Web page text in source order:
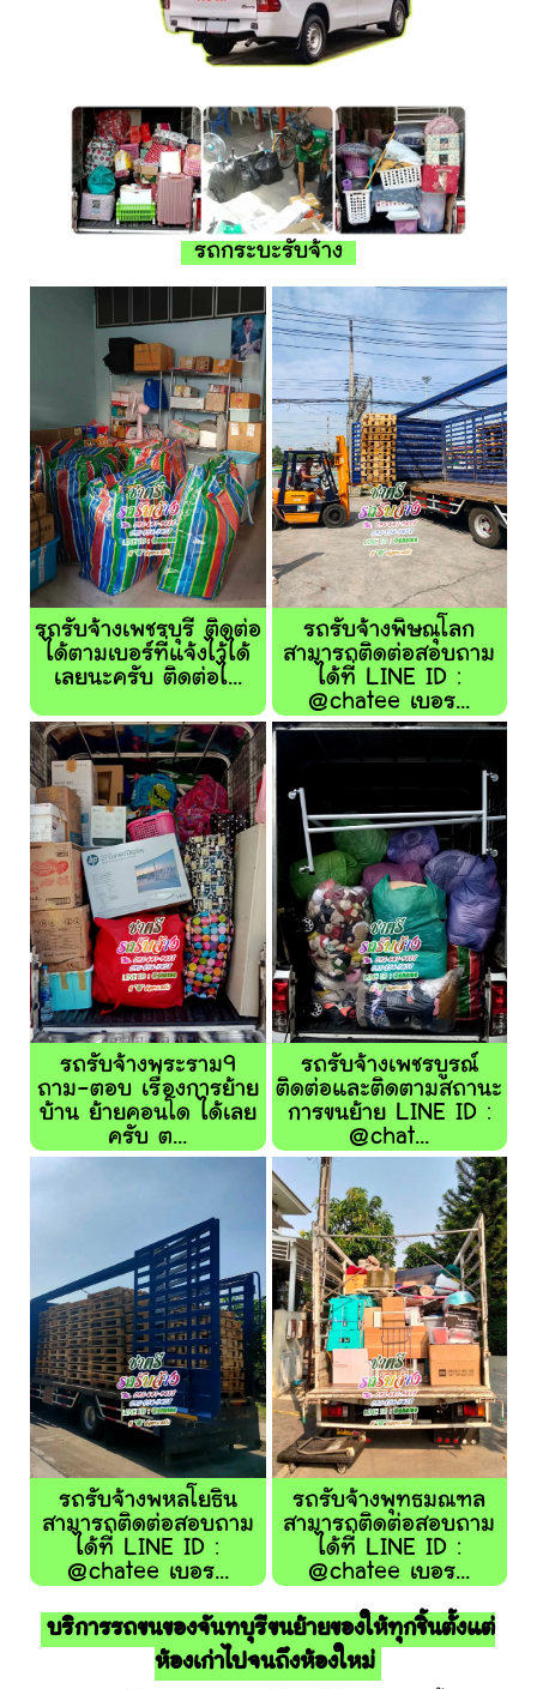
รถกระบะรับจ้าง
รถรับจ้างเพชรบุรี ติดต่อ
ได้ตามเบอร์ที่แจ้งไว้ได้
เลยนะครับ ติดต่อไ...
รถรับจ้างพิษณุโลก
สามารถติดต่อสอบถาม
ได้ที่ LINE ID :
@chatee เบอร...
รถรับจ้างพระราม9
ถาม-ตอบ เรื่องการย้าย
บ้าน ย้ายคอนโด ได้เลย
ครับ ต...
รถรับจ้างเพชรบูรณ์
ติดต่อและติดตามสถานะ
การขนย้าย LINE ID :
@chat...
รถรับจ้างพหลโยธิน
สามารถติดต่อสอบถาม
ได้ที่ LINE ID :
@chatee เบอร...
รถรับจ้างพุทธมณฑล
สามารถติดต่อสอบถาม
ได้ที่ LINE ID :
@chatee เบอร...
บริการรถขนของจันทบุรีขนย้ายของให้ทุกชิ้นตั้งแต่
ห้องเก่าไปจนถึงห้องใหม่